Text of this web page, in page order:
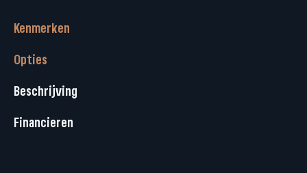
Kenmerken
Opties
Beschrijving
Financieren